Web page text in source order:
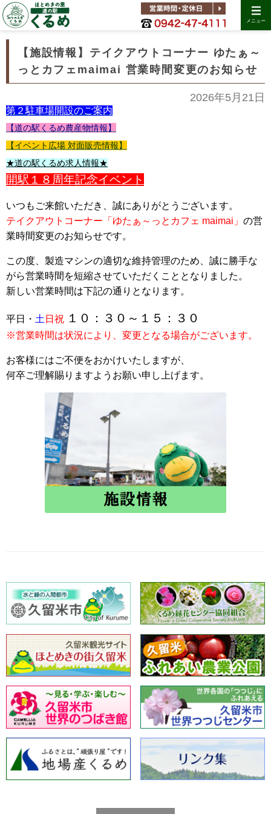
メニュー
【施設情報】テイクアウトコーナー ゆたぁ～
っとカフェmaimai 営業時間変更のお知らせ
2026年5月21日
第２駐車場開設のご案内
【道の駅くるめ農産物情報】
【イベント広場 対面販売情報】
★道の駅くるめ求人情報★
開駅１８周年記念イベント
いつもご来館いただき、誠にありがとうございます。
テイクアウトコーナー「ゆたぁ～っとカフェ maimai」 の営
業時間変更のお知らせです。
この度、製造マシンの適切な維持管理のため、誠に勝手な
がら営業時間を短縮させていただくこととなりました。
新しい営業時間は下記の通りとなります。
平日・ 土 日祝 １０：３０～１５：３０
※営業時間は状況により、変更となる場合がございます。
お客様にはご不便をおかけいたしますが、
何卒ご理解賜りますようお願い申し上げます。